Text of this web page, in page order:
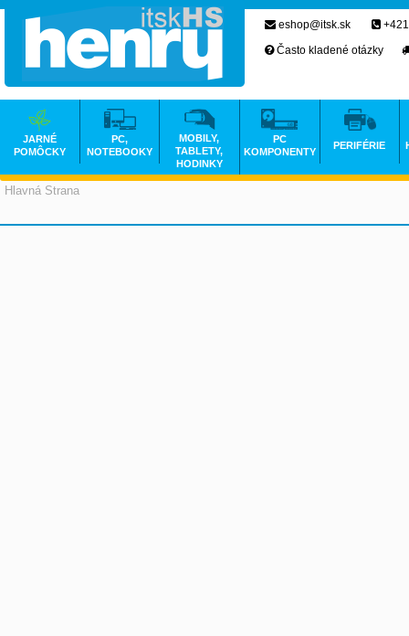
Hlavná Strana
eshop@itsk.sk
Často kladené otázky
JARNÉ
POMÔCKY
PC,
NOTEBOOKY
MOBILY,
TABLETY,
HODINKY
PC
KOMPONENTY
PERIFÉRIE